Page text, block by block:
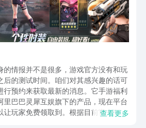
的情报并不是很多，游戏官方没有和玩
后的测试时间。咱们对其感兴趣的话可
行预约来获取最新的消息。它手游福利
里巴巴灵犀互娱旗下的产品，现在平台
让玩家免费领取到。根据目前官方所放
查看更多